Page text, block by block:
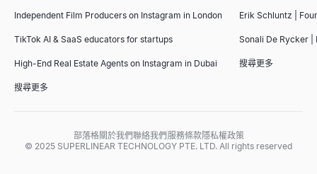
Independent Film Producers on Instagram in London
TikTok AI & SaaS educators for startups
High-End Real Estate Agents on Instagram in Dubai
搜尋更多
Erik Schluntz |
Sonali De Rycker |
搜尋更多
部落格關於我們聯絡我們服務條款隱私權政策
© 2025 SUPERLINEAR TECHNOLOGY PTE. LTD. All rights reserved